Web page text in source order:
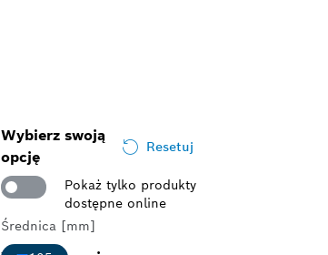
Wybierz swoją
opcję
Resetuj
Pokaż tylko produkty
dostępne online
Średnica [mm]